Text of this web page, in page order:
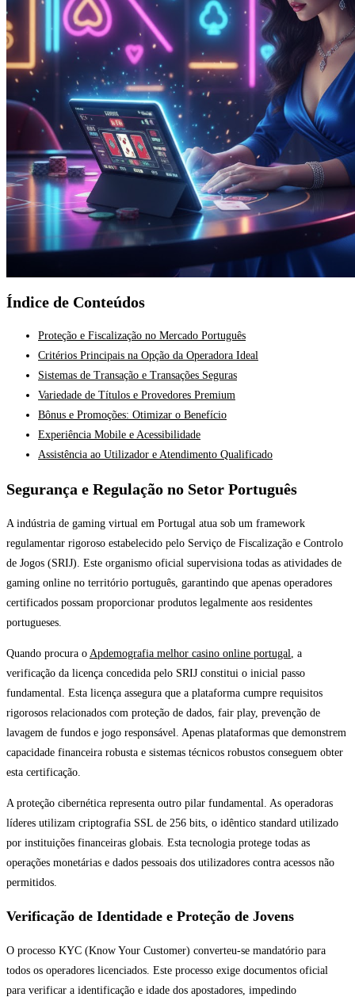
Índice de Conteúdos
Proteção e Fiscalização no Mercado Português
Critérios Principais na Opção da Operadora Ideal
Sistemas de Transação e Transações Seguras
Variedade de Títulos e Provedores Premium
Bônus e Promoções: Otimizar o Benefício
Experiência Mobile e Acessibilidade
Assistência ao Utilizador e Atendimento Qualificado
Segurança e Regulação no Setor Português
A indústria de gaming virtual em Portugal atua sob um framework
regulamentar rigoroso estabelecido pelo Serviço de Fiscalização e Controlo
de Jogos (SRIJ). Este organismo oficial supervisiona todas as atividades de
gaming online no território português, garantindo que apenas operadores
certificados possam proporcionar produtos legalmente aos residentes
portugueses.
Quando procura o Apdemografia melhor casino online portugal , a
verificação da licença concedida pelo SRIJ constitui o inicial passo
fundamental. Esta licença assegura que a plataforma cumpre requisitos
rigorosos relacionados com proteção de dados, fair play, prevenção de
lavagem de fundos e jogo responsável. Apenas plataformas que demonstrem
capacidade financeira robusta e sistemas técnicos robustos conseguem obter
esta certificação.
A proteção cibernética representa outro pilar fundamental. As operadoras
líderes utilizam criptografia SSL de 256 bits, o idêntico standard utilizado
por instituições financeiras globais. Esta tecnologia protege todas as
operações monetárias e dados pessoais dos utilizadores contra acessos não
permitidos.
Verificação de Identidade e Proteção de Jovens
O processo KYC (Know Your Customer) converteu-se mandatório para
todos os operadores licenciados. Este processo exige documentos oficial
para verificar a identificação e idade dos apostadores, impedindo